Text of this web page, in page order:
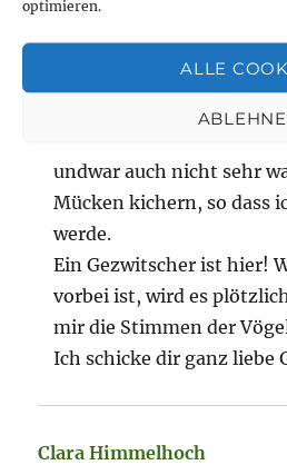
optimieren.
ALLE
Gudrun
Mich hat gerade ein
undwar auch nicht sehr
Mücken kichern, so dass
werde.
Ein Gezwitscher ist hier!
vorbei ist, wird es
mir die Stimmen der
Ich schicke dir ganz liebe
Clara Himmelhoch